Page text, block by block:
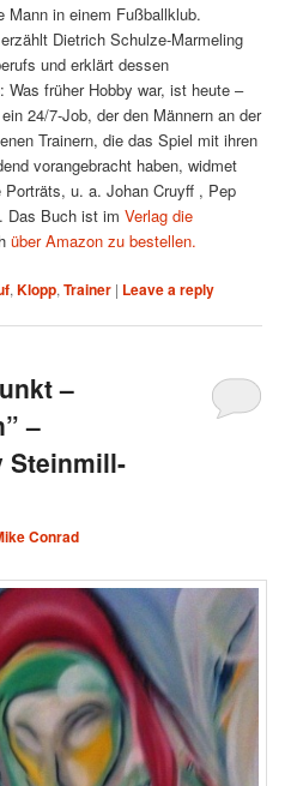
Mann in einem Fußballklub.
Dietrich Schulze-Marmeling
und erklärt dessen
Was früher Hobby war, ist heute –
24/7-Job, der den Männern an der
Trainern, die das Spiel mit ihren
vorangebracht haben, widmet
u. a. Johan Cruyff , Pep
. Das Buch ist imVerlag die
über Amazon zu bestellen.
,Klopp,Trainer | Leave a reply
–
–
Steinmill-
Conrad